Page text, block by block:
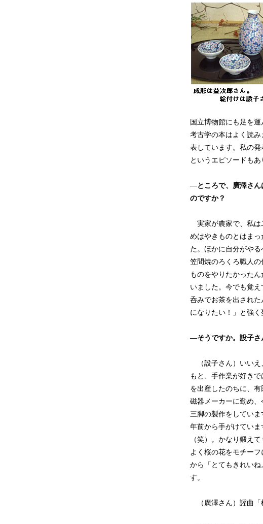
国立博物館にも足を
考古学の本はよく読
表しています。私の
というエピソードもあ
―ところで、廣澤さん
のですか？
実家が農家で、私は
めはやきものとはま
た。ほかに自分がや
笠間焼のろくろ職人
ものをやりたかった
いました。今でも覚
呑みでお茶を出され
になりたい！」と強く
―そうですか。設子さ
（設子さん）いいえ
もと、手作業が好き
を出産したのちに、有
磁器メーカーに勤め
三脚の製作をしてい
年前から手がけてい
（笑）。かなり鍛えて
よく桜の花をモチー
から「とてもきれい
す。
（廣澤さん）謡曲「